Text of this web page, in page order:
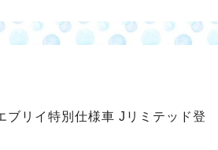
ブリイ特別仕様車 Jリミテッド登